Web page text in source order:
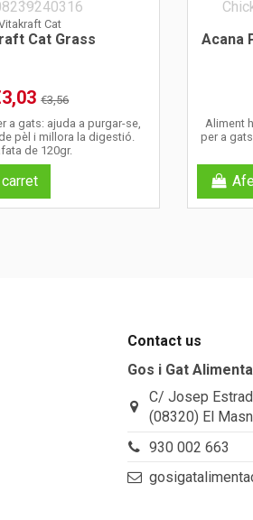
Cat
Cat Grass
€3,56
a gats: ajuda a purgar-se,
pèl i millora la digestió.
de 120gr.
Acana
Aliment
per a
Contact us
Gos i Gat
C/ Josep
(08320) El
930 002 663